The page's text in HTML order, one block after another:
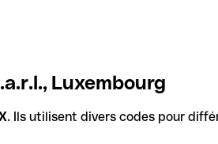
Luxembourg
. Ils utilisent divers codes pour